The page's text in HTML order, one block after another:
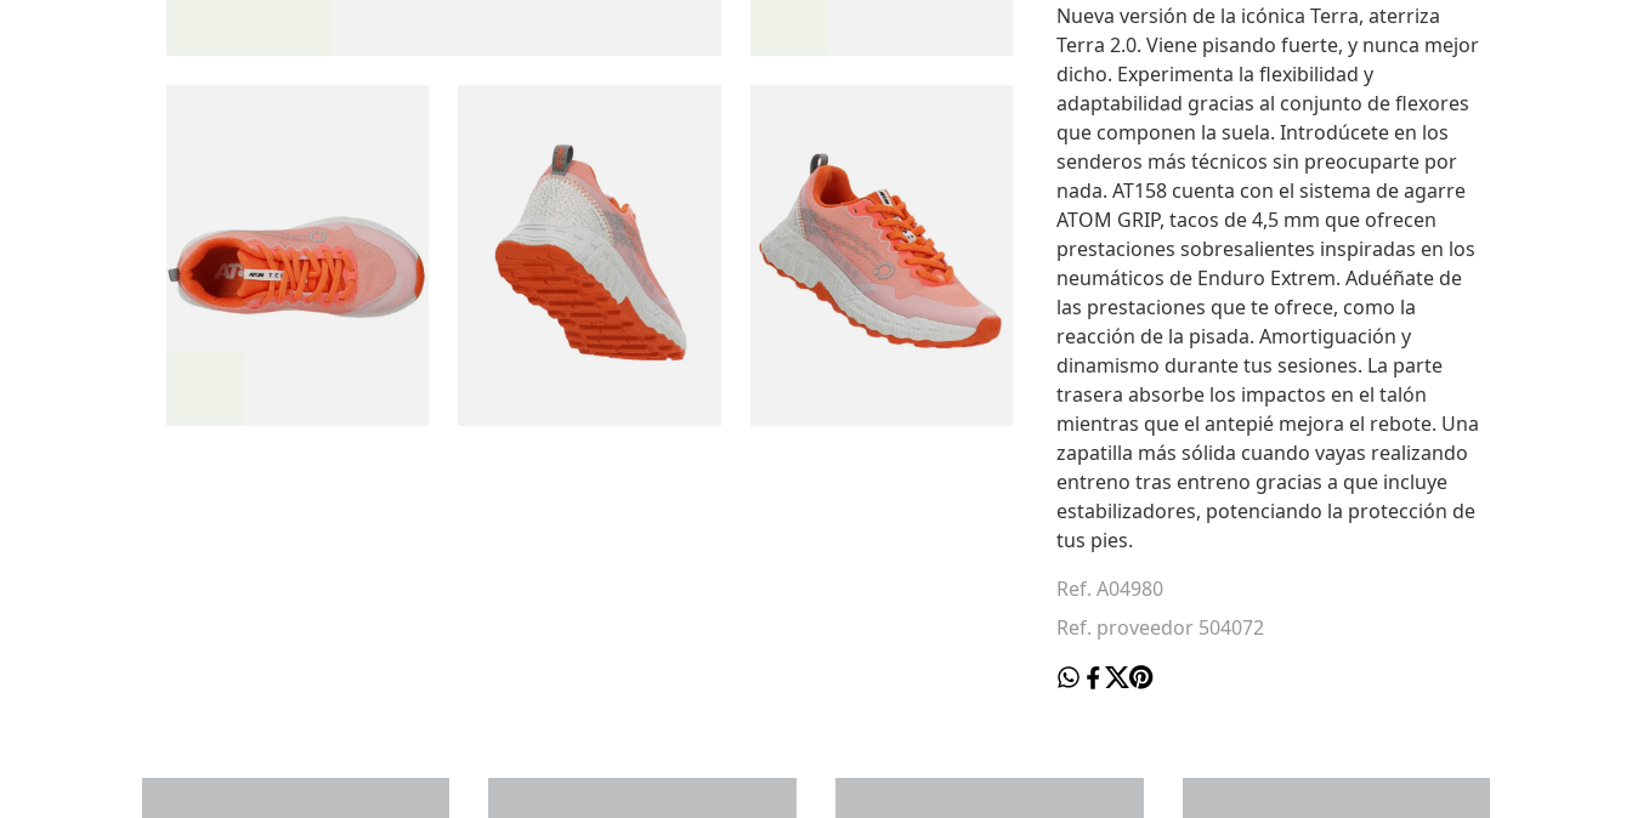
Nueva versión de la icónica Terra, aterriza
Terra 2.0. Viene pisando fuerte, y nunca mejor
dicho. Experimenta la flexibilidad y
adaptabilidad gracias al conjunto de flexores
que componen la suela. Introdúcete en los
senderos más técnicos sin preocuparte por
nada. AT158 cuenta con el sistema de agarre
ATOM GRIP, tacos de 4,5 mm que ofrecen
prestaciones sobresalientes inspiradas en los
neumáticos de Enduro Extrem. Aduéñate de
las prestaciones que te ofrece, como la
reacción de la pisada. Amortiguación y
dinamismo durante tus sesiones. La parte
trasera absorbe los impactos en el talón
mientras que el antepié mejora el rebote. Una
zapatilla más sólida cuando vayas realizando
entreno tras entreno gracias a que incluye
estabilizadores, potenciando la protección de
tus pies.
Ref. A04980
Ref. proveedor 504072